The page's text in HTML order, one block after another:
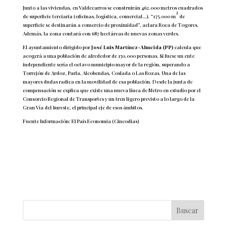
Junto a las viviendas, en Valdecarros se construirán 462.000 metros cuadrados
de superficie terciaria (oficinas, logística, comercial…). “175.000 m
2
de
superficie se destinarán a comercio de proximidad”, aclara Roca de Togores.
Además, la zona contará con 687 hectáreas de nuevas zonas verdes.
El ayuntamiento dirigido porJosé Luis Martínez-Almeida (PP)calcula que
acogerá a una población de alrededor de 150.000 personas. Si fuese un ente
independiente sería el octavo municipio mayor de la región, superando a
Torrejón de Ardoz, Parla, Alcobendas, Coslada o Las Rozas. Una de las
mayores dudas radica en la movilidad de esa población. Desde la junta de
compensación se explica que existe una nueva línea de Metro en estudio por el
Consorcio Regional de Transportes y un tren ligero previsto a lo largo de la
Gran Vía del Sureste, el principal eje de esos ámbitos.
Fuente Información: El Pais Economia (Cincodias)